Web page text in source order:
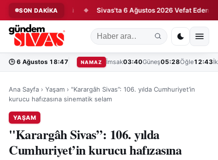
SON DAKİKA
Ter Döktü Sivas'ta 6 Ağustos 2026 Vefat Edenler ◆
🕒 6 Ağustos 18:47 NAMAZ İmsak03:40Güneş05:28Öğle12:43
Ana Sayfa › Yaşam › "Karargâh Sivas”: 106. yılda Cumhuriyet’in
kurucu hafızasına sinematik selam
YAŞAM
"Karargâh Sivas”: 106. yılda
Cumhuriyet’in kurucu hafızasına